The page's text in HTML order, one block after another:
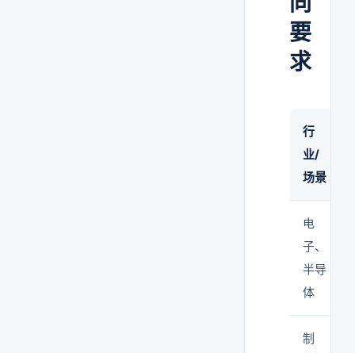
要
求
行
业/
场景
电
子、
半导
体
制